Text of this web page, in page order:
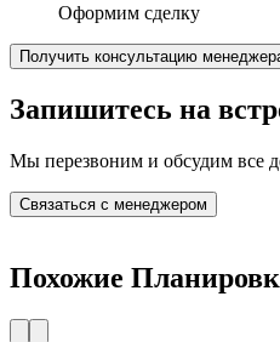
Оформим сделку
Получить консультацию
Запишитесь на
Мы перезвоним и обсудим все
Связаться с менеджером
Похожие